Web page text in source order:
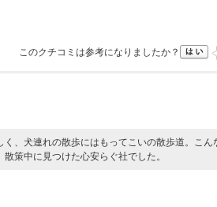
このクチコミは参考になりましたか？
、犬連れの散歩にはもってこいの散歩道。こん
策中に見つけた心安らぐ社でした。